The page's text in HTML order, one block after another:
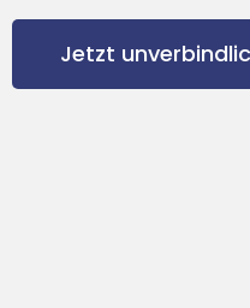
Jetzt